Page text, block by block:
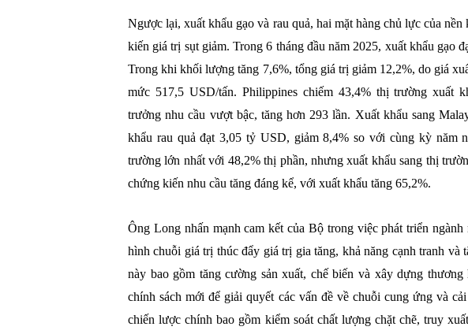
Ngược lại, xuất khẩu gạo và rau quả, hai mặt hàng chủ lực của
kiến ​​giá trị sụt giảm. Trong 6 tháng đầu năm 2025, xuất khẩu gạo
Trong khi khối lượng tăng 7,6%, tổng giá trị giảm 12,2%, do giá
mức 517,5 USD/tấn. Philippines chiếm 43,4% thị trường xuất
trưởng nhu cầu vượt bậc, tăng hơn 293 lần. Xuất khẩu sang
khẩu rau quả đạt 3,05 tỷ USD, giảm 8,4% so với cùng kỳ năm
trường lớn nhất với 48,2% thị phần, nhưng xuất khẩu sang thị
chứng kiến ​​nhu cầu tăng đáng kể, với xuất khẩu tăng 65,2%.
Ông Long nhấn mạnh cam kết của Bộ trong việc phát triển
hình chuỗi giá trị thúc đẩy giá trị gia tăng, khả năng cạnh tranh
này bao gồm tăng cường sản xuất, chế biến và xây dựng
chính sách mới để giải quyết các vấn đề về chuỗi cung ứng và
chiến lược chính bao gồm kiểm soát chất lượng chặt chẽ, truy